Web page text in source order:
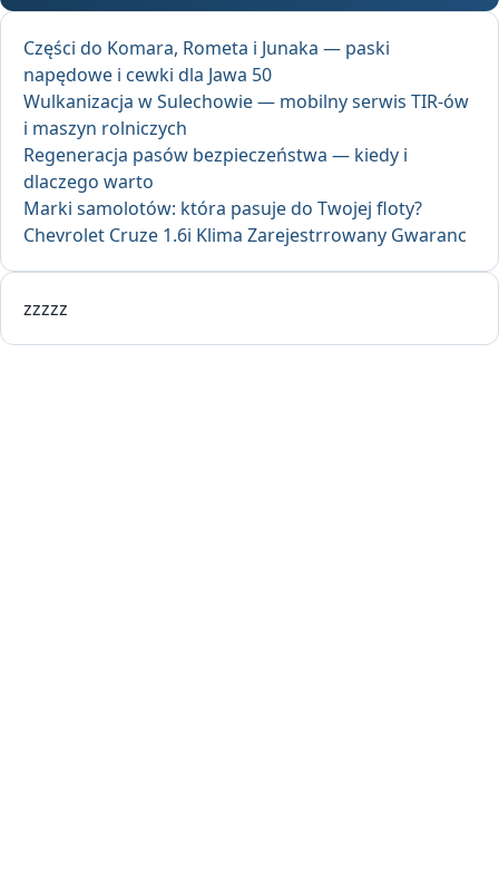
Części do Komara, Rometa i Junaka — paski
napędowe i cewki dla Jawa 50
Wulkanizacja w Sulechowie — mobilny serwis TIR-ów
i maszyn rolniczych
Regeneracja pasów bezpieczeństwa — kiedy i
dlaczego warto
Marki samolotów: która pasuje do Twojej floty?
Chevrolet Cruze 1.6i Klima Zarejestrrowany Gwaranc
zzzzz